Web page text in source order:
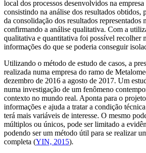
local dos processos desenvolvidos na empresa
consistindo na análise dos resultados obtidos,
da consolidação dos resultados representados
confirmando a análise qualitativa. Com a
qualitativa e quantitativa foi possível recolher
informações do que se poderia conseguir
Utilizando o método de estudo de casos, a
realizada numa empresa do ramo de
dezembro de 2016 a agosto de 2017. Um
numa investigação de um fenômeno
contexto no mundo real. Aponta para o
informações e ajuda a tratar a condição
terá mais variáveis de interesse. O mesmo
múltiplos ou únicos, pode ser limitado a
podendo ser um método útil para se realizar
completa (YIN, 2015).